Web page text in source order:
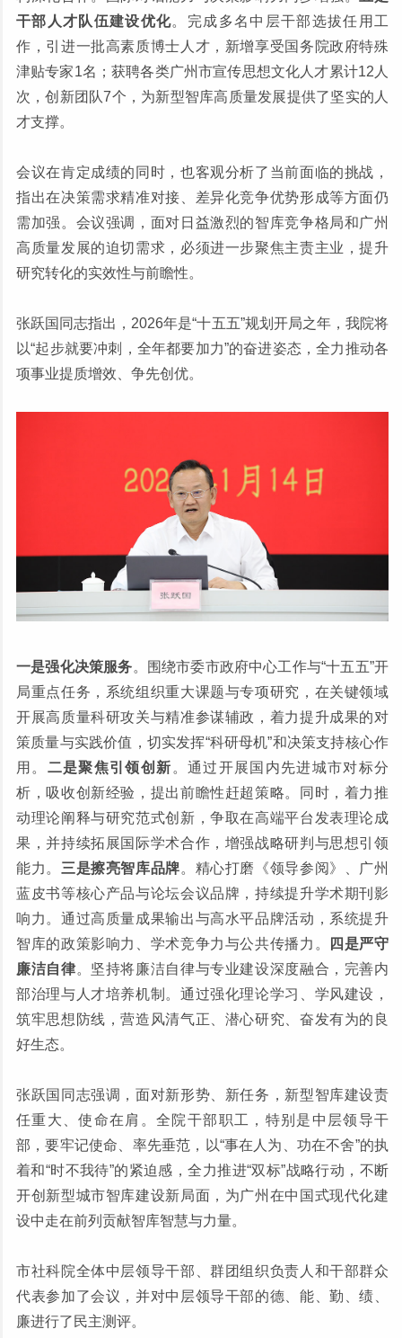
干部人才队伍建设优化。完成多名中层干部选拔任用工
作，引进一批高素质博士人才，新增享受国务院政府特殊
津贴专家1名；获聘各类广州市宣传思想文化人才累计12人
次，创新团队7个，为新型智库高质量发展提供了坚实的人
才支撑。
会议在肯定成绩的同时，也客观分析了当前面临的挑战，
指出在决策需求精准对接、差异化竞争优势形成等方面仍
需加强。会议强调，面对日益激烈的智库竞争格局和广州
高质量发展的迫切需求，必须进一步聚焦主责主业，提升
研究转化的实效性与前瞻性。
张跃国同志指出，2026年是“十五五”规划开局之年，我院将
以“起步就要冲刺，全年都要加力”的奋进姿态，全力推动各
项事业提质增效、争先创优。
一是强化决策服务。围绕市委市政府中心工作与“十五五”开
局重点任务，系统组织重大课题与专项研究，在关键领域
开展高质量科研攻关与精准参谋辅政，着力提升成果的对
策质量与实践价值，切实发挥“科研母机”和决策支持核心作
用。 二是聚焦引领创新 。通过开展国内先进城市对标分
析，吸收创新经验，提出前瞻性赶超策略。同时，着力推
动理论阐释与研究范式创新，争取在高端平台发表理论成
果，并持续拓展国际学术合作，增强战略研判与思想引领
能力。 三是擦亮智库品牌。精心打磨《领导参阅》、广州
蓝皮书等核心产品与论坛会议品牌，持续提升学术期刊影
响力。通过高质量成果输出与高水平品牌活动，系统提升
智库的政策影响力、学术竞争力与公共传播力。
四是严守
廉洁自律。坚持将廉洁自律与专业建设深度融合，完善内
部治理与人才培养机制。通过强化理论学习、学风建设，
筑牢思想防线，营造风清气正、潜心研究、奋发有为的良
好生态。
张跃国同志强调，面对新形势、新任务，新型智库建设责
任重大、使命在肩。全院干部职工，特别是中层领导干
部，要牢记使命、率先垂范，以“事在人为、功在不舍”的执
着和“时不我待”的紧迫感，全力推进“双标”战略行动，不断
开创新型城市智库建设新局面，为广州在中国式现代化建
设中走在前列贡献智库智慧与力量。
市社科院全体中层领导干部、群团组织负责人和干部群众
代表参加了会议，并对中层领导干部的德、能、勤、绩、
廉进行了民主测评。